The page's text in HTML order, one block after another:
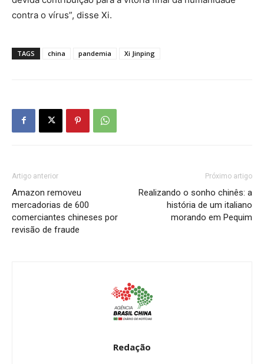
contra o vírus”, disse Xi.
TAGS china pandemia Xi Jinping
Artigo anterior
Amazon removeu
mercadorias de 600
comerciantes chineses por
revisão de fraude
Próximo artigo
Realizando o sonho chinês: a
história de um italiano
morando em Pequim
Redação